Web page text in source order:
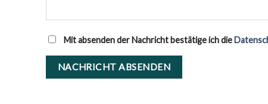
Mit absenden der Nachricht bestätige ich die